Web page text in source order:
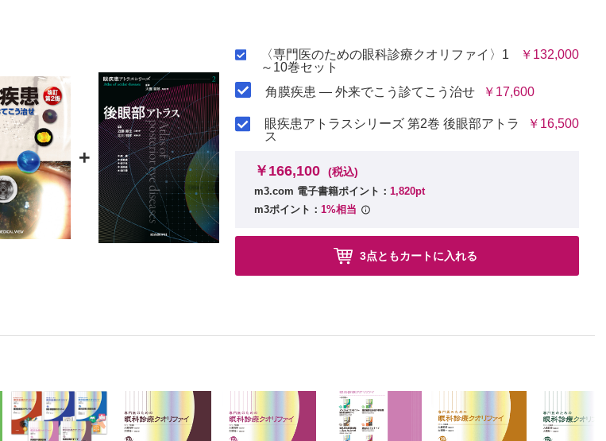
+
〈専門医のための眼科診療クオリファイ〉1
～10巻セット
￥132,000
角膜疾患 ― 外来でこう診てこう治せ ￥17,600
眼疾患アトラスシリーズ 第2巻 後眼部アトラ
ス
￥16,500
￥166,100 (税込)
m3.com 電子書籍ポイント： 1,820pt
m3ポイント： 1%相当
3点ともカートに入れる